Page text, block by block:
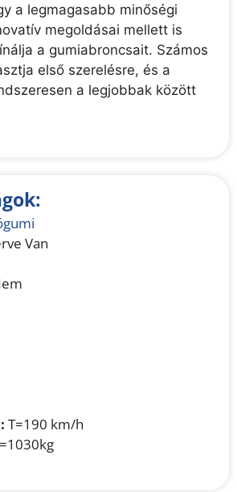
a legmagasabb minőségi
megoldásai mellett is
a gumiabroncsait. Számos
első szerelésre, és a
a legjobbak között
Van
T=190 km/h